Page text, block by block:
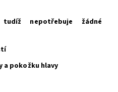
nepotřebuje žádné
a pokožku hlavy